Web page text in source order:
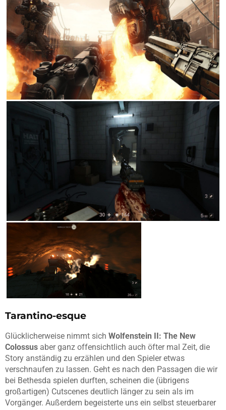
Tarantino-esque
Glücklicherweise nimmt sich Wolfenstein II: The New
Colossus aber ganz offensichtlich auch öfter mal Zeit, die
Story anständig zu erzählen und den Spieler etwas
verschnaufen zu lassen. Geht es nach den Passagen die wir
bei Bethesda spielen durften, scheinen die (übrigens
großartigen) Cutscenes deutlich länger zu sein als im
Vorgänger. Außerdem begeisterte uns ein selbst steuerbarer